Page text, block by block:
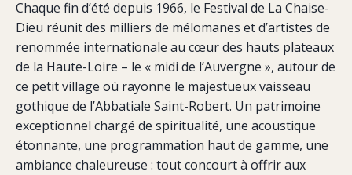
Chaque fin d’été depuis 1966, le Festival de La Chaise-
Dieu réunit des milliers de mélomanes et d’artistes de
renommée internationale au cœur des hauts plateaux
de la Haute-Loire – le « midi de l’Auvergne », autour de
ce petit village où rayonne le majestueux vaisseau
gothique de l’Abbatiale Saint-Robert. Un patrimoine
exceptionnel chargé de spiritualité, une acoustique
étonnante, une programmation haut de gamme, une
ambiance chaleureuse : tout concourt à offrir aux